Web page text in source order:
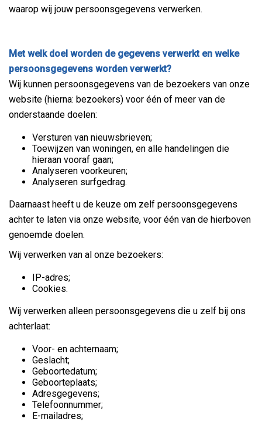
waarop wij jouw persoonsgegevens verwerken.
Met welk doel worden de gegevens verwerkt en welke
persoonsgegevens worden verwerkt?
Wij kunnen persoonsgegevens van de bezoekers van onze
website (hierna: bezoekers) voor één of meer van de
onderstaande doelen:
Versturen van nieuwsbrieven;
Toewijzen van woningen, en alle handelingen die
hieraan vooraf gaan;
Analyseren voorkeuren;
Analyseren surfgedrag.
Daarnaast heeft u de keuze om zelf persoonsgegevens
achter te laten via onze website, voor één van de hierboven
genoemde doelen.
Wij verwerken van al onze bezoekers:
IP-adres;
Cookies.
Wij verwerken alleen persoonsgegevens die u zelf bij ons
achterlaat:
Voor- en achternaam;
Geslacht;
Geboortedatum;
Geboorteplaats;
Adresgegevens;
Telefoonnummer;
E-mailadres;